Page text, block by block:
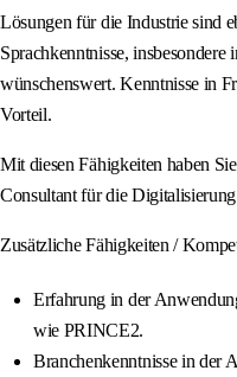
Lösungen für die Industrie sind
Sprachkenntnisse,
wünschenswert. Kenntnisse in
Vorteil.
Mit diesen Fähigkeiten haben
Consultant für die
Zusätzliche Fähigkeiten /
Erfahrung in der
wie PRINCE2.
Branchenkenntnisse in der